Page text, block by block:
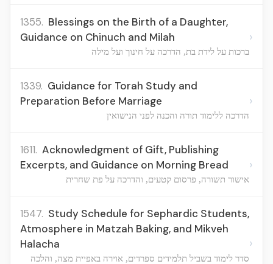
1355. Blessings on the Birth of a Daughter,
Guidance on Chinuch and Milah
ברכות על לידת בת, הדרכה על חינוך ועל מילה
›
1339. Guidance for Torah Study and
Preparation Before Marriage
הדרכה ללימוד תורה והכנה לפני הנישואין
›
1611. Acknowledgment of Gift, Publishing
Excerpts, and Guidance on Morning Bread
אישור תשורה, פרסום קטעים, והדרכה על פת שחרית
›
1547. Study Schedule for Sephardic Students,
Atmosphere in Matzah Baking, and Mikveh
Halacha
סדר לימוד בשביל תלמידים ספרדים, אוירה באפיית מצה, והלכה
›